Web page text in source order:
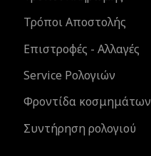
Τρόποι Αποστολής
Επιστροφές - Αλλαγές
Service Ρολογιών
Φροντίδα κοσμημάτων
Συντήρηση ρολογιού